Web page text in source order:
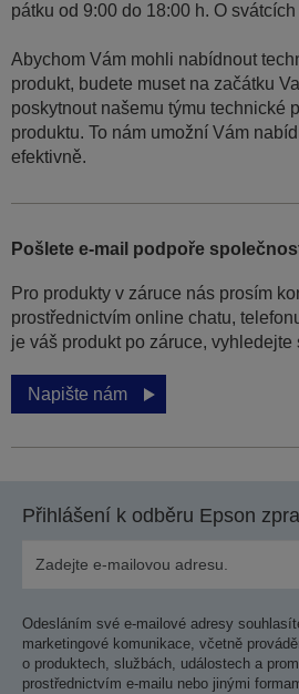
pátku od 9:00 do 18:00 h. O
Abychom Vám mohli nabídnout
produkt, budete muset na začátku
poskytnout našemu týmu technické
produktu. To nám umožní Vám
efektivně.
Pošlete e-mail podpoře
Pro produkty v záruce nás prosím
prostřednictvím online chatu,
je váš produkt po záruce, vyhledejte
Napište nám
Přihlášení k odběru Epson
Odesláním své e-mailové adresy
marketingové komunikace, včetně
o produktech, službách, událostech a
prostřednictvím e-mailu nebo jinými